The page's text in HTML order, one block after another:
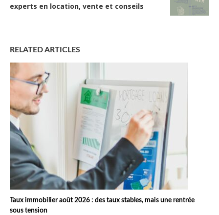
experts en location, vente et conseils
RELATED ARTICLES
Taux immobilier août 2026 : des taux stables, mais une rentrée
sous tension